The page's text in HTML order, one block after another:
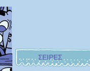
ΣΕΙΡΕΣ